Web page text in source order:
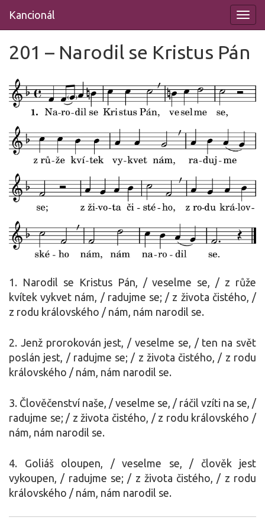
na
Kancionál
201 – Narodil se Kristus Pán
1. Narodil se Kristus Pán, / veselme se, / z růže
kvítek vykvet nám, / radujme se; / z života čistého, /
z rodu královského / nám, nám narodil se.
2. Jenž prorokován jest, / veselme se, / ten na svět
poslán jest, / radujme se; / z života čistého, / z rodu
královského / nám, nám narodil se.
3. Člověčenství naše, / veselme se, / ráčil vzíti na se, /
radujme se; / z života čistého, / z rodu královského /
nám, nám narodil se.
4. Goliáš oloupen, / veselme se, / člověk jest
vykoupen, / radujme se; / z života čistého, / z rodu
královského / nám, nám narodil se.